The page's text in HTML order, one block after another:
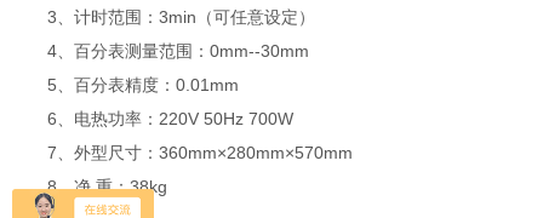
3、计时范围：3min（可任意设定）
4、百分表测量范围：0mm--30mm
5、百分表精度：0.01mm
6、电热功率：220V 50Hz 700W
7、外型尺寸：360mm×280mm×570mm
8、净 重：38kg